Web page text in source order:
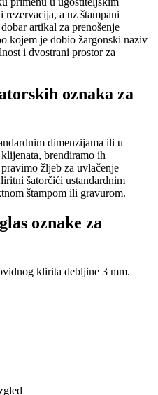
rezervacija, a uz štampani
artikal za prenošenje
kojem je dobio žargonski naziv
i dvostrani prostor za
oznaka za
dimenzijama ili u
brendiramo ih
žljeb za uvlačenje
šatorčići ustandardnim
štampom ili gravurom.
oznake za
klirita debljine 3 mm.